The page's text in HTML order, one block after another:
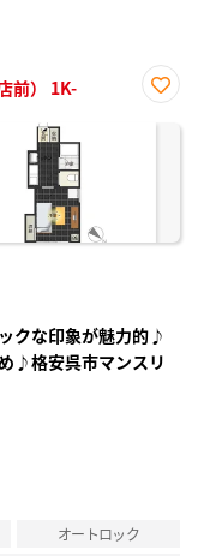
前） 1K-
に入
クな印象が魅力的♪
♪格安呉市マンスリ
オートロック